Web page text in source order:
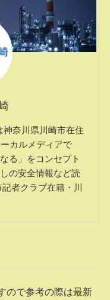
神奈川県川崎市在住
カルメディアで
る」をコンセプト
の安全情報など読
者クラブ在籍・川
ので参考の際は最新